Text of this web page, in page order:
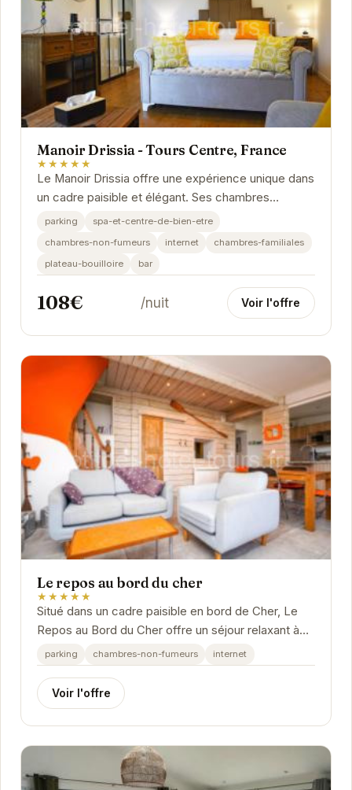
Manoir Drissia - Tours Centre, France
★★★★★
Le Manoir Drissia offre une expérience unique dans
un cadre paisible et élégant. Ses chambres
décorées avec goût, son spa relaxant et son...
parking
spa-et-centre-de-bien-etre
chambres-non-fumeurs
internet
chambres-familiales
plateau-bouilloire
bar
108€ /nuit Voir l'offre
Le repos au bord du cher
★★★★★
Situé dans un cadre paisible en bord de Cher, Le
Repos au Bord du Cher offre un séjour relaxant à
Saint-Avertin.
parking chambres-non-fumeurs internet
Voir l'offre